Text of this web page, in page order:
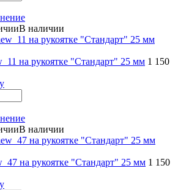
В наличии
на рукоятке "Стандарт" 25 мм 1 150
В наличии
на рукоятке "Стандарт" 25 мм 1 150